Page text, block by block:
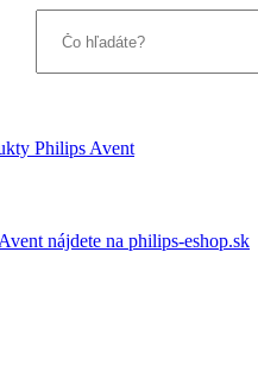
Philips Avent
nájdete na philips-eshop.sk